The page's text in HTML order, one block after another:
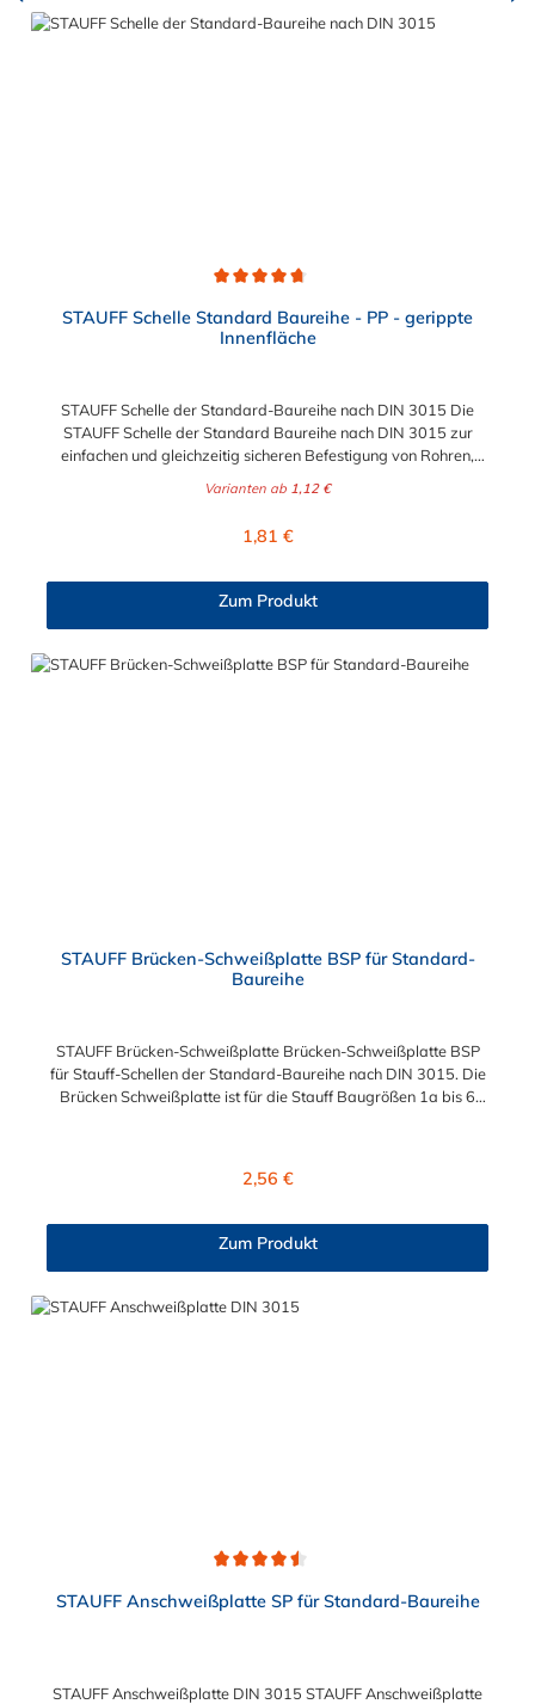
STAUFF Schelle Standard Baureihe - PP - gerippte
Innenfläche
STAUFF Schelle der Standard-Baureihe nach DIN 3015 Die
STAUFF Schelle der Standard Baureihe nach DIN 3015 zur
einfachen und gleichzeitig sicheren Befestigung von Rohren,
STAUFF Schelle nach DIN 3015 ist Polypropylen (PP). Passende
Varianten ab 1,12 €
Regulärer Preis:
1,81 €
Zum Produkt
STAUFF Brücken-Schweißplatte BSP für Standard-
Baureihe
STAUFF Brücken-Schweißplatte Brücken-Schweißplatte BSP
für Stauff-Schellen der Standard-Baureihe nach DIN 3015. Die
Brücken Schweißplatte ist für die Stauff Baugrößen 1a bis 6
Regulärer Preis:
2,56 €
Zum Produkt
STAUFF Anschweißplatte SP für Standard-Baureihe
STAUFF Anschweißplatte DIN 3015 STAUFF Anschweißplatte